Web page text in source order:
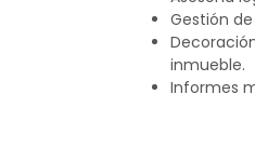
Gestión
inmueble.
Informes